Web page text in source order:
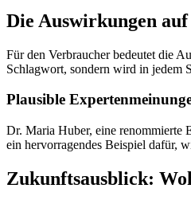
Die Auswirkungen
Für den Verbraucher bedeutet die
Schlagwort, sondern wird in jedem
Plausible
Dr. Maria Huber, eine renommierte
ein hervorragendes Beispiel dafür,
Zukunftsausblick: